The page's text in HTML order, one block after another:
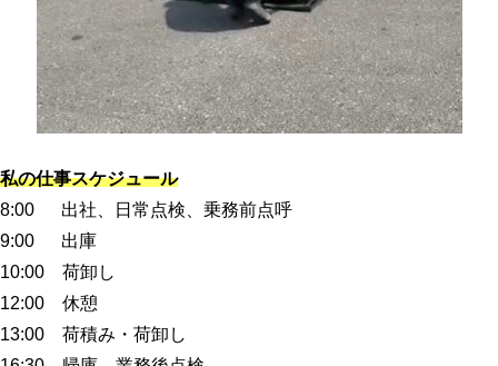
私の仕事スケジュール
8:00 出社、日常点検、乗務前点呼
9:00 出庫
10:00 荷卸し
12:00 休憩
13:00 荷積み・荷卸し